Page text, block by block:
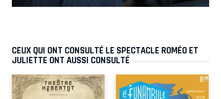
CEUX QUI ONT CONSULTÉ LE SPECTACLE ROMÉO ET
JULIETTE ONT AUSSI CONSULTÉ